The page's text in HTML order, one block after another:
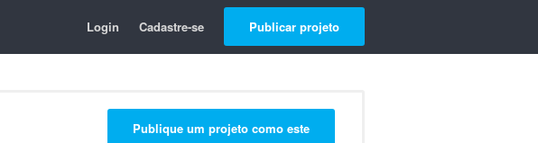
Login Cadastre-se Publicar projeto
Publique um projeto como este